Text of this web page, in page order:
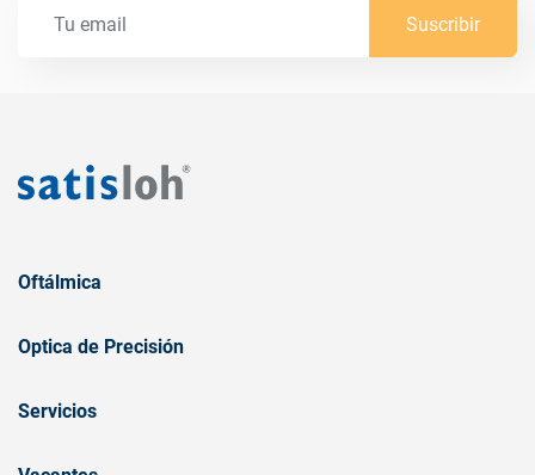
Suscribir
Oftálmica
Optica de Precisión
Servicios